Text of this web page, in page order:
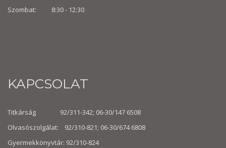
Szombat: 8:30 - 12:30
KAPCSOLAT
Titkárság 92/311-342; 06-30/147 6508
Olvasószolgálat: 92/310-821; 06-30/674 6808
Gyermekkönyvtár: 92/310-824